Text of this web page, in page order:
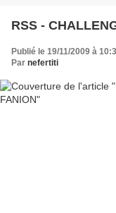
RSS -
Publié le 19/11/2009 à
Par nefertiti